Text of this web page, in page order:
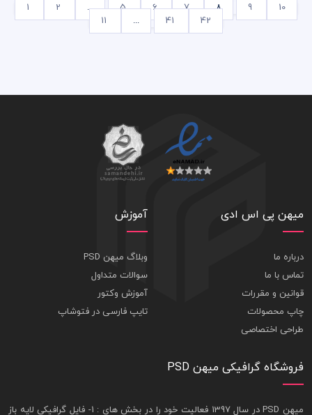
1 2 ... 5 6 7 8 9
10
11
... 41 42
میهن پی اس ادی
درباره ما
تماس با ما
قوانین و مقررات
چاپ محصولات
طراحی اختصاصی
آموزش
وبلاگ میهن PSD
سوالات متداول
آموزش وکتور
تایپ فارسی در فتوشاپ
فروشگاه گرافیکی میهن PSD
ميهن PSD در سال 1397 فعاليت خود را در بخش های : 1- فايل گرافيکی لايه باز